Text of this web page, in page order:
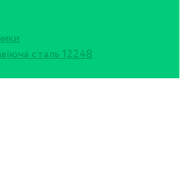
сталь 12248